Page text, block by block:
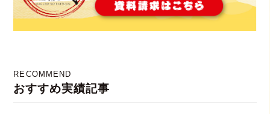
RECOMMEND
おすすめ実績記事